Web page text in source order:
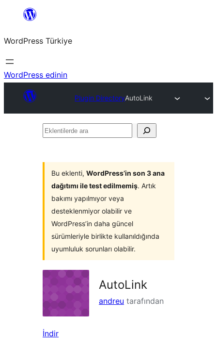
İçeriğe
WordPress Türkiye
WordPress edinin
Plugin DirectoryAutoLink
Eklentilerde
Bu eklenti, WordPress’in son 3 ana
dağıtımı ile test edilmemiş. Artık
bakımı yapılmıyor veya
desteklenmiyor olabilir ve
WordPress’in daha güncel
sürümleriyle birlikte kullanıldığında
uyumluluk sorunları olabilir.
AutoLink
andreu tarafından
İndir